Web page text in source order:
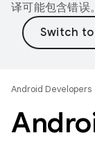
译可能包含错误。
Android Developers